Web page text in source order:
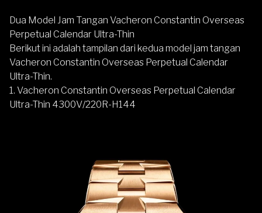
Dua Model Jam Tangan Vacheron Constantin Overseas
Perpetual Calendar Ultra-Thin
Berikut ini adalah tampilan dari kedua model jam tangan
Vacheron Constantin Overseas Perpetual Calendar
Ultra-Thin.
1. Vacheron Constantin Overseas Perpetual Calendar
Ultra-Thin 4300V/220R-H144